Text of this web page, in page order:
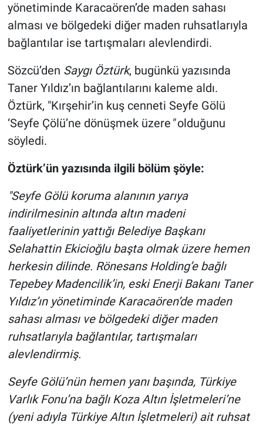
yönetiminde Karacaören’de maden sahası
alması ve bölgedeki diğer maden ruhsatlarıyla
bağlantılar ise tartışmaları alevlendirdi.
Sözcü’den Saygı Öztürk, bugünkü yazısında
Taner Yıldız’ın bağlantılarını kaleme aldı.
Öztürk, "Kırşehir’in kuş cenneti Seyfe Gölü
‘Seyfe Çölü’ne dönüşmek üzere "olduğunu
söyledi.
Öztürk’ün yazısında ilgili bölüm şöyle:
"Seyfe Gölü koruma alanının yarıya
indirilmesinin altında altın madeni
faaliyetlerinin yattığı Belediye Başkanı
Selahattin Ekicioğlu başta olmak üzere hemen
herkesin dilinde. Rönesans Holding’e bağlı
Tepebey Madencilik’in, eski Enerji Bakanı Taner
Yıldız’ın yönetiminde Karacaören’de maden
sahası alması ve bölgedeki diğer maden
ruhsatlarıyla bağlantılar, tartışmaları
alevlendirmiş.
Seyfe Gölü’nün hemen yanı başında, Türkiye
Varlık Fonu’na bağlı Koza Altın İşletmeleri’ne
(yeni adıyla Türkiye Altın İşletmeleri) ait ruhsat
Ne demişti
Nedir
Popüler
Programlar
Sağlık
Spor
Teknoloji
Türkiye'nin Geleceği
Türkiye'nin Gündemi
Yerel Gündem
Yerel Yaşam
Canlı Yayın